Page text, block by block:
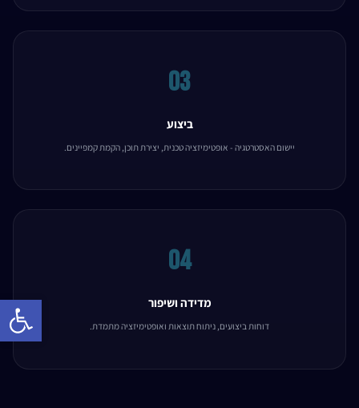
Open toolbar
03
ביצוע
יישום האסטרטגיה - אופטימיזציה טכנית, יצירת תוכן, הקמת קמפיינים.
04
מדידה ושיפור
דוחות ביצועים, ניתוח תוצאות ואופטימיזציה מתמדת.